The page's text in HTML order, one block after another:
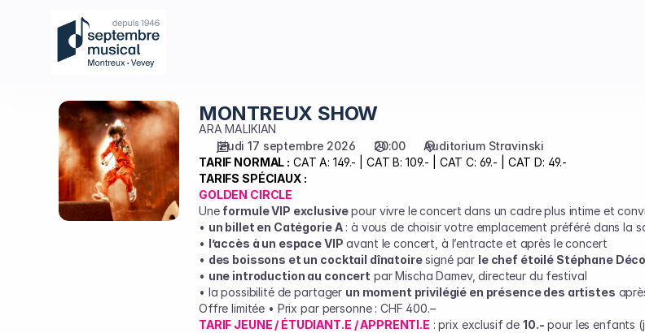
[AuditoriumMONTREUX
SHOW
MONTREUX SHOW
ARA MALIKIAN
jeudi 17 septembre 2026
20:00
Auditorium Stravinski
TARIF NORMAL : CAT A: 149.- | CAT B: 109.- | CAT C: 69.- | CAT D: 49.-
TARIFS SPÉCIAUX :
GOLDEN CIRCLE
Une formule VIP exclusivepour vivre le concert dans un cadre plus intime et
• un billet en Catégorie A: à vous de choisir votre emplacement préféré dans la
• l’accès à un espace VIP avant le concert, à l’entracte et après le concert
• des boissons et un cocktail dînatoiresigné par le chef étoilé Stéphane
• une introduction au concert par Mischa Damev, directeur du festival
• la possibilité de partager un moment privilégié en présence des artistes
Offre limitée • Prix par personne : CHF 400.–
TARIF JEUNE / ÉTUDIANT.E / APPRENTI.E : prix exclusif de10.- pour les enfants